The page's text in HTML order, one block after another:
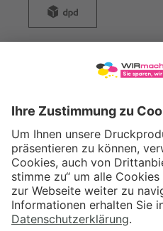
WIRmachenDRUCK GmbH
71522 Backnang
Tel.: +49 (0) 711 995 982 - 20
Fax: +49 (0) 711 995 982 - 21
SOCIAL MEDIA